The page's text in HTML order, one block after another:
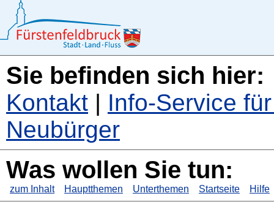
Sie befinden sich hier:
Kontakt | Info-Service
Neubürger
Was wollen Sie tun:
zum Inhalt Hauptthemen Unterthemen Startseite Hilfe